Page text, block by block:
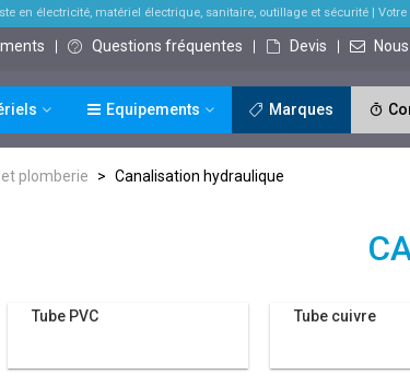
en électricité, matériel électrique, sanitaire, outillage et sécurité| Votre
Questions fréquentes Devis
Equipements Marques
plomberie > Canalisation hydraulique
Tube PVC Tube cuivre